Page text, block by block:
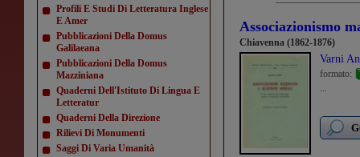
Profili E Studi Di Letteratura Inglese
E Amer
Pubblicazioni Della Domus
Galilaeana
Pubblicazioni Della Domus
Mazziniana
Quaderni Dell'Istituto Di Lingua E
Letteratur
Quaderni Della Direzione
Rilievi Di Monumenti
Saggi Di Varia Umanità
Associazionismo
Chiavenna (1862-1876)
Varni
formato:
...